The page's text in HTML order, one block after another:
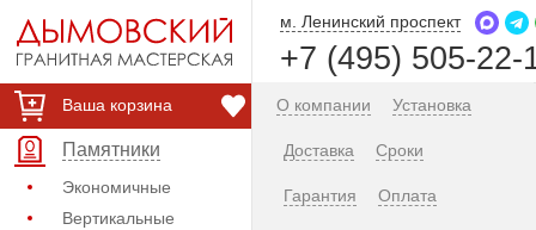
Ваша корзина
Памятники
Экономичные
Вертикальные
м. Ленинский проспект
+7 (495) 505-22-
О компании Установка
Доставка Сроки
Гарантия Оплата